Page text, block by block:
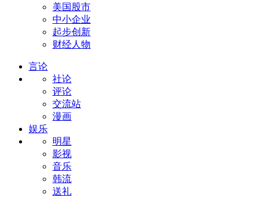
美国股市
中小企业
起步创新
财经人物
言论
社论
评论
交流站
漫画
娱乐
明星
影视
音乐
韩流
送礼